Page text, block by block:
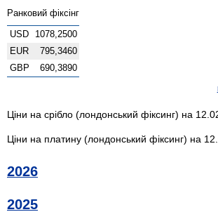
Ранковий фіксінг
USD
1078,2500
EUR
795,3460
GBP
690,3890
Ціни на срібло (лондонський фіксинг) на
Ціни на платину (лондонський фіксинг) на
2026
2025